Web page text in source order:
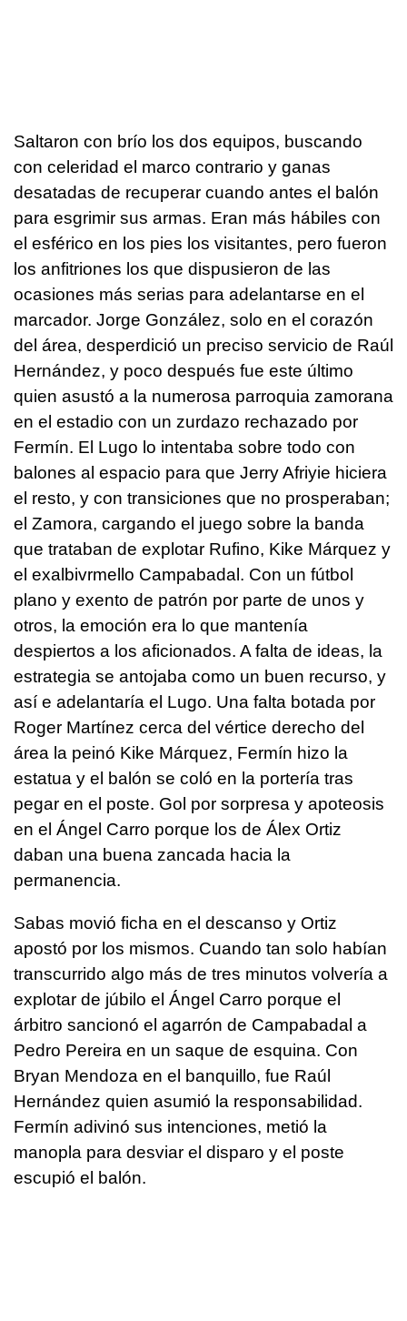
Saltaron con brío los dos equipos, buscando
con celeridad el marco contrario y ganas
desatadas de recuperar cuando antes el balón
para esgrimir sus armas. Eran más hábiles con
el esférico en los pies los visitantes, pero fueron
los anfitriones los que dispusieron de las
ocasiones más serias para adelantarse en el
marcador. Jorge González, solo en el corazón
del área, desperdició un preciso servicio de Raúl
Hernández, y poco después fue este último
quien asustó a la numerosa parroquia zamorana
en el estadio con un zurdazo rechazado por
Fermín. El Lugo lo intentaba sobre todo con
balones al espacio para que Jerry Afriyie hiciera
el resto, y con transiciones que no prosperaban;
el Zamora, cargando el juego sobre la banda
que trataban de explotar Rufino, Kike Márquez y
el exalbivrmello Campabadal. Con un fútbol
plano y exento de patrón por parte de unos y
otros, la emoción era lo que mantenía
despiertos a los aficionados. A falta de ideas, la
estrategia se antojaba como un buen recurso, y
así e adelantaría el Lugo. Una falta botada por
Roger Martínez cerca del vértice derecho del
área la peinó Kike Márquez, Fermín hizo la
estatua y el balón se coló en la portería tras
pegar en el poste. Gol por sorpresa y apoteosis
en el Ángel Carro porque los de Álex Ortiz
daban una buena zancada hacia la
permanencia.
Sabas movió ficha en el descanso y Ortiz
apostó por los mismos. Cuando tan solo habían
transcurrido algo más de tres minutos volvería a
explotar de júbilo el Ángel Carro porque el
árbitro sancionó el agarrón de Campabadal a
Pedro Pereira en un saque de esquina. Con
Bryan Mendoza en el banquillo, fue Raúl
Hernández quien asumió la responsabilidad.
Fermín adivinó sus intenciones, metió la
manopla para desviar el disparo y el poste
escupió el balón.